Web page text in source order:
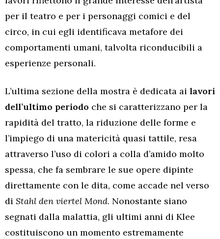
per il teatro e per i personaggi comici e del
circo, in cui egli identificava metafore dei
comportamenti umani, talvolta riconducibili a
esperienze personali.
L’ultima sezione della mostra è dedicata ai lavori
dell’ultimo periodo che si caratterizzano per la
rapidità del tratto, la riduzione delle forme e
l’impiego di una matericità quasi tattile, resa
attraverso l’uso di colori a colla d’amido molto
spessa, che fa sembrare le sue opere dipinte
direttamente con le dita, come accade nel verso
di Stahl den viertel Mond. Nonostante siano
segnati dalla malattia, gli ultimi anni di Klee
costituiscono un momento estremamente